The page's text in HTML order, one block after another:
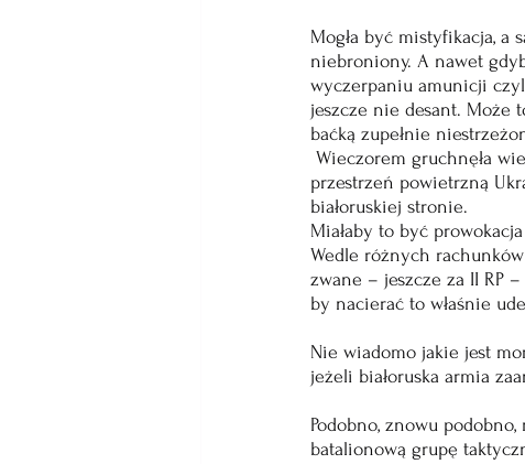
Mogła być mistyfikacja, a
niebroniony. A nawet
wyczerpaniu amunicji
jeszcze nie desant. Może
baćką zupełnie
Wieczorem gruchnęła
przestrzeń powietrzną
białoruskiej stronie.
Miałaby to być
Wedle różnych
zwane – jeszcze za II RP
by nacierać to właśnie
Nie wiadomo jakie jest
jeżeli białoruska armia
Podobno, znowu
batalionową grupę